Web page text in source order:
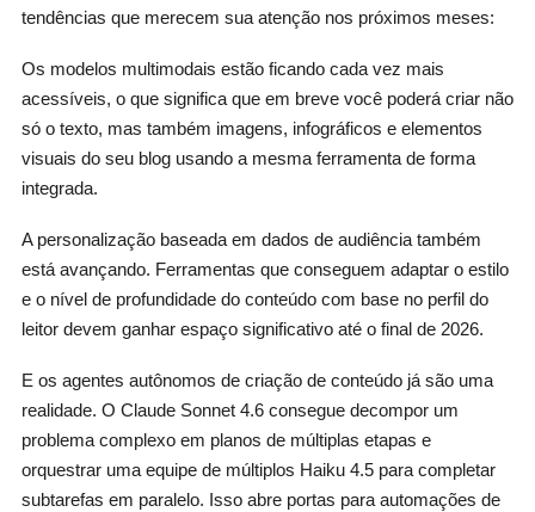
tendências que merecem sua atenção nos próximos meses:
Os modelos multimodais estão ficando cada vez mais
acessíveis, o que significa que em breve você poderá criar não
só o texto, mas também imagens, infográficos e elementos
visuais do seu blog usando a mesma ferramenta de forma
integrada.
A personalização baseada em dados de audiência também
está avançando. Ferramentas que conseguem adaptar o estilo
e o nível de profundidade do conteúdo com base no perfil do
leitor devem ganhar espaço significativo até o final de 2026.
E os agentes autônomos de criação de conteúdo já são uma
realidade. O Claude Sonnet 4.6 consegue decompor um
problema complexo em planos de múltiplas etapas e
orquestrar uma equipe de múltiplos Haiku 4.5 para completar
subtarefas em paralelo. Isso abre portas para automações de